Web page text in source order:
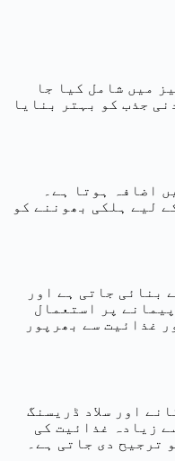
میں شامل کیا جا
جذب کو بہتر بنایا
اضافہ ہوتا ہے۔
لیے ہلکی بھوننے کو
بنائی جاتی ہے اور
پر استعمال
غذائیت سے بھرپور
اور سلاد ڈریسنگ
زیادہ غذائیت کی
ترجیح دی جاتی ہے۔